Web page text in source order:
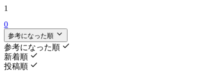
1
0
参考になった順
参考になった順
新着順
投稿順